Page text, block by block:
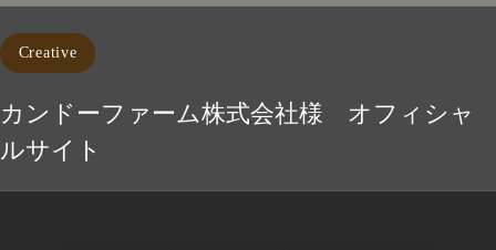
Creative
カンドーファーム株式会社様 オフィシャ
ルサイト